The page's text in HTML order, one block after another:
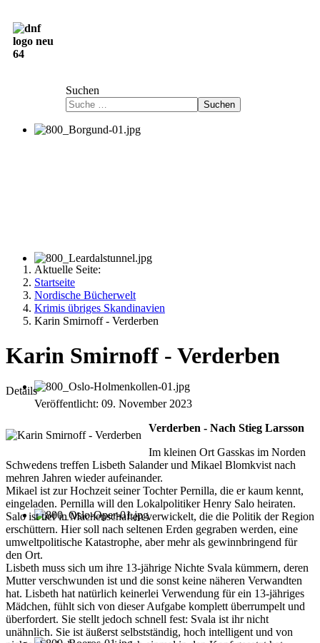
Suchen
Suchen
Aktuelle Seite:
Startseite
Nordische Bücherwelt
Krimis übriges Skandinavien
Karin Smirnoff - Verderben
Karin Smirnoff - Verderben
Details
Veröffentlicht: 09. November 2023
Verderben - Nach Stieg Larsson
Im kleinen Ort Gasskas im Norden
Schwedens treffen Lisbeth Salander und Mikael Blomkvist nach
mehren Jahren wieder aufeinander.
Mikael ist zur Hochzeit seiner Tochter Pernilla, die er kaum kennt,
eingeladen. Pernilla will den Lokalpolitiker Henry Salo heiraten.
Salo ist tief in Machenschaften verwickelt, die die Politik der Region
erschüttern. Hier soll nach seltenen Erden gegraben werden, eine
umweltpolitische Katastrophe, aber mehr als gewinnbringend für
den Ort.
Lisbeth muss sich um ihre 13-jährige Nichte Svala kümmern, deren
Mutter verschwunden ist und die sonst keine näheren Verwandten
hat. Lisbeth hat natürlich keinerlei Verwendung für ein 13-jähriges
Mädchen, fühlt sich von dieser Aufgabe komplett überrumpelt und
überfordert. Sie stellt jedoch schnell fest: Svala ist ihr nicht
unähnlich. Sie ist äußerst selbstständig, hoch intelligent und von